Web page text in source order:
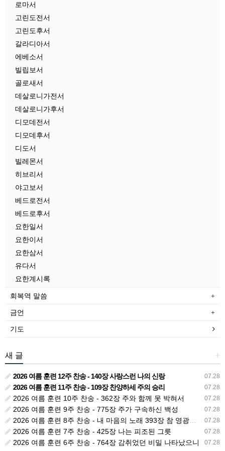
로마서
고린도전서
고린도후서
갈라디아서
에베소서
빌립보서
골로새서
데살로니가전서
데살로니가후서
디모데전서
디모데후서
디도서
빌레몬서
히브리서
야고보서
베드로전서
베드로후서
요한일서
요한이서
요한삼서
유다서
요한계시록
회복역 말씀
금언
기도
+
새 글
07.28
2026 여름 훈련 12주 찬송 - 140장 사랑스런 나의 신랑
07.28
2026 여름 훈련 11주 찬송 - 109장 찬양하세 주의 승리
07.28
2026 여름 훈련 10주 찬송 - 362장 주와 함께 못 박혀서
07.28
2026 여름 훈련 9주 찬송 - 775장 주가 구속하신 백성
07.28
2026 여름 훈련 8주 찬송 - 내 마음의 노래 393장 참 영광스런 우리 왕
07.28
2026 여름 훈련 7주 찬송 - 425장 나는 피조된 그릇
07.28
2026 여름 훈련 6주 찬송 - 764장 감취었던 비밀 나타났으니